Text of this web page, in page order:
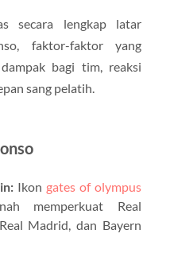
secara lengkap latar
faktor-faktor yang
bagi tim, reaksi
sang pelatih.
Ikon gates of olympus
memperkuat Real
Madrid, dan Bayern